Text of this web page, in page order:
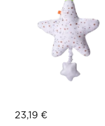
23,19 €